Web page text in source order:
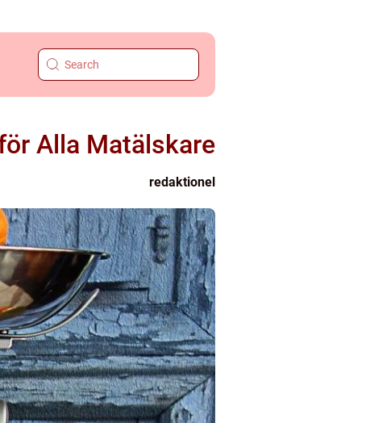
Alla Matälskare
redaktionel